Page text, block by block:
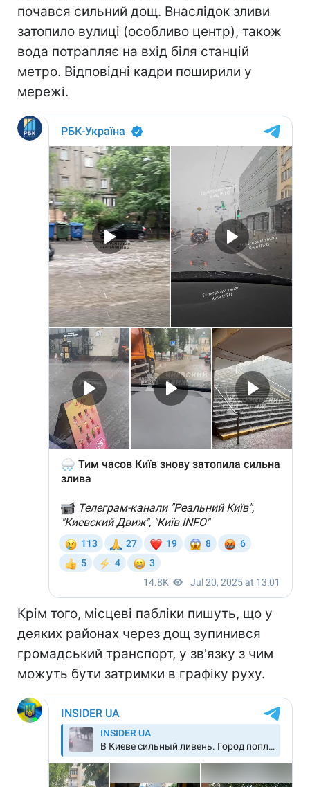
почався сильний дощ. Внаслідок зливи
затопило вулиці (особливо центр), також
вода потрапляє на вхід біля станцій
метро. Відповідні кадри поширили у
мережі.
Крім того, місцеві пабліки пишуть, що у
деяких районах через дощ зупинився
громадський транспорт, у зв'язку з чим
можуть бути затримки в графіку руху.